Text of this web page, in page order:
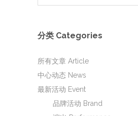
分类 Categories
所有文章 Article
中心动态 News
最新活动 Event
品牌活动 Brand